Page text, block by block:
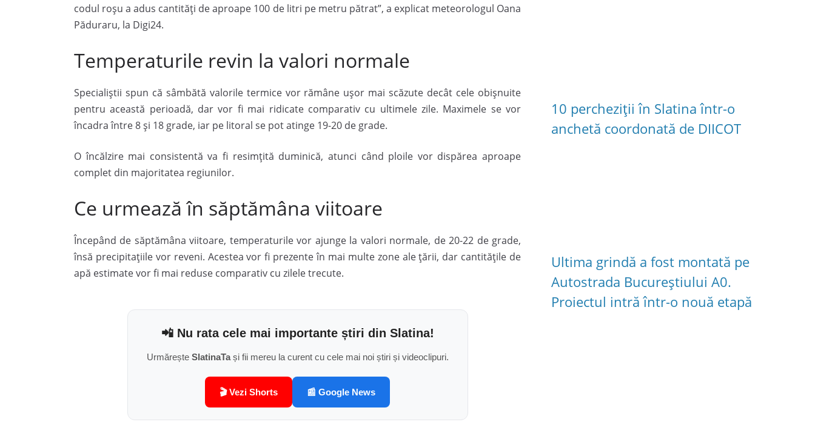
codul roșu a adus cantități de aproape 100 de litri pe metru pătrat”, a explicat meteorologul Oana
Păduraru, la Digi24.
Temperaturile revin la valori normale
Specialiștii spun că sâmbătă valorile termice vor rămâne ușor mai scăzute decât cele obișnuite
pentru această perioadă, dar vor fi mai ridicate comparativ cu ultimele zile. Maximele se vor
încadra între 8 și 18 grade, iar pe litoral se pot atinge 19-20 de grade.
O încălzire mai consistentă va fi resimțită duminică, atunci când ploile vor dispărea aproape
complet din majoritatea regiunilor.
Ce urmează în săptămâna viitoare
Începând de săptămâna viitoare, temperaturile vor ajunge la valori normale, de 20-22 de grade,
însă precipitațiile vor reveni. Acestea vor fi prezente în mai multe zone ale țării, dar cantitățile de
apă estimate vor fi mai reduse comparativ cu zilele trecute.
📲 Nu rata cele mai importante știri din Slatina!
Urmărește SlatinaTași fii mereu la curent cu cele mai noi știri și videoclipuri.
🎬 Vezi Shorts 📰 Google News
10 percheziții în Slatina într-o
anchetă coordonată de DIICOT
Ultima grindă a fost montată pe
Autostrada Bucureștiului A0.
Proiectul intră într-o nouă etapă